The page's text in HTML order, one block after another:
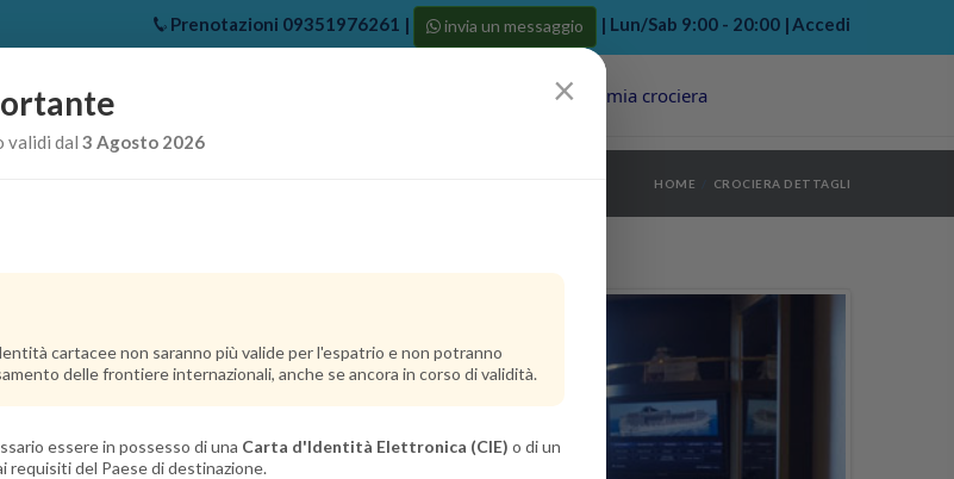
>
>
Prenotazioni 09351976261 | invia un messaggio | Lun/Sab 9:00 - 20:00 |Accedi
Crociere Last Minute La mia crociera
HOME CROCIERA DETTAGLI
×
validi dal 3 Agosto 2026
cartacee non saranno più valide per l'espatrio e non potranno
delle frontiere internazionali, anche se ancora in corso di validità.
essere in possesso di una Carta d'Identità Elettronica (CIE) o di un
requisiti del Paese di destinazione.